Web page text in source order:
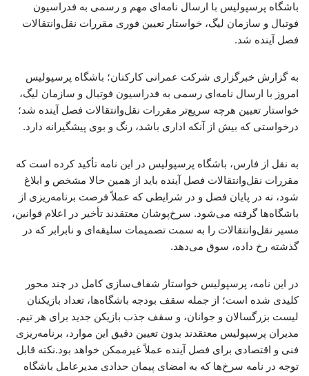
باشگاه پرسپولیس با ارسال نامه‌ای مهم و رسمی به فدراسیون
فوتبال و سازمان لیگ، خواستار تعیین فوری مقررات نقل‌وانتقالات
فصل آینده شد.
به گزارش خبرگزاری شرکت عمرانی کارکنان؛ باشگاه پرسپولیس
امروز با ارسال نامه‌ای رسمی به فدراسیون فوتبال و سازمان لیگ،
خواستار تعیین هرچه سریع‌تر مقررات نقل‌وانتقالات فصل آینده شد؛
درخواستی که بیش از آنکه اداری باشد، رنگ و بوی پیشگیرانه دارد.
به نقل از فارس، باشگاه پرسپولیس در این نامه تأکید کرده است که
مقررات نقل‌وانتقالات فصل آینده باید از همین حالا مشخص و ابلاغ
شود، نه در پایان فصل و در شرایطی که عملاً فرصت برنامه‌ریزی از
باشگاه‌ها گرفته می‌شود. سرخ‌پوشان معتقدند تأخیر در اعلام قوانین،
مسیر نقل‌وانتقالات را به سمت تصمیمات سلیقه‌ای و نابرابر که در
گذشته رخ داده، سوق می‌دهد.
در این نامه، پرسپولیس خواستار شفاف‌سازی کامل در چند محور
کلیدی شده است؛ از جمله سقف بودجه باشگاه‌ها، تعداد بازیکنان
لیست بزرگسالان و جوانان، و سقف جذب بازیکن جدید برای هر تیم.
مدیران پرسپولیس معتقدند بدون تعیین دقیق این موارد، برنامه‌ریزی
فنی و اقتصادی برای فصل آینده عملاً غیرممکن خواهد بود.نکته قابل
توجه در نامه سرخ‌ها که به امضای پیمان حدادی مدیرعامل باشگاه